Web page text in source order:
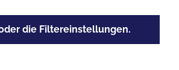
die Filtereinstellungen.